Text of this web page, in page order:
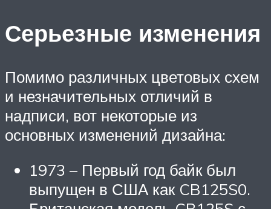
Серьезные изменения
Помимо различных цветовых схем
и незначительных отличий в
надписи, вот некоторые из
основных изменений дизайна:
1973 – Первый год байк был
выпущен в США как CB125S0.